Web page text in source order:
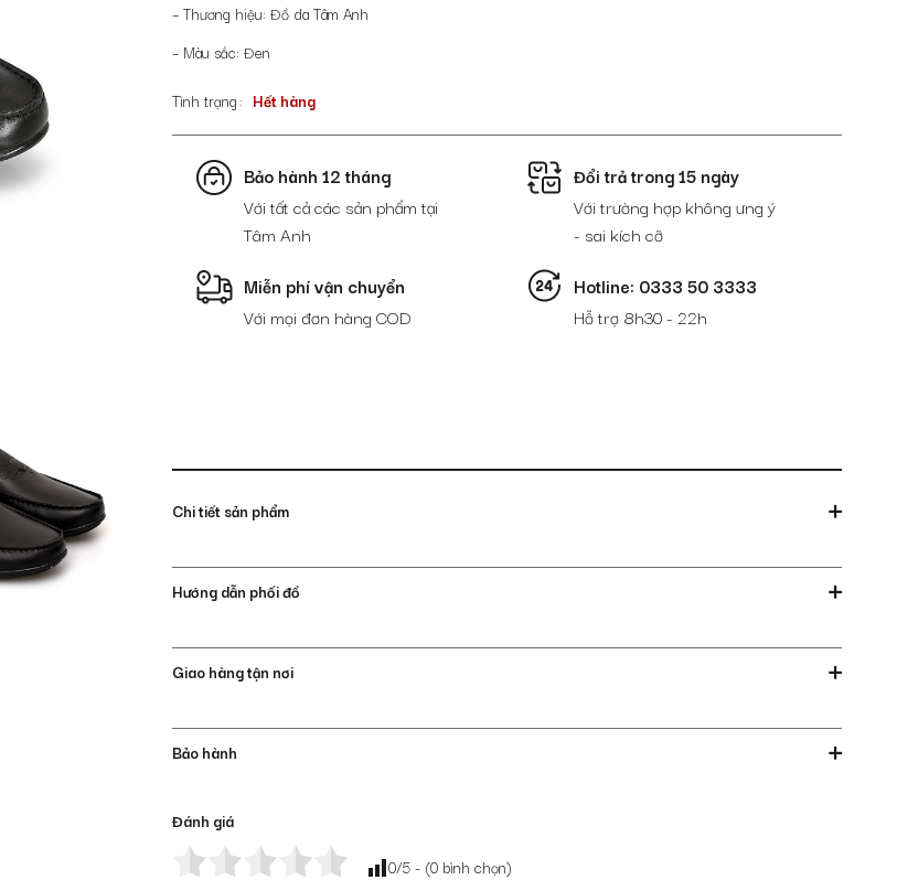
– Thương hiệu: Đồ da Tâm Anh
– Màu sắc: Đen
Tình trạng
Hết hàng
Bảo hành 12 tháng
Với tất cả các sản phẩm tại
Tâm Anh
Miễn phí vận chuyển
Với mọi đơn hàng COD
Đổi trả trong 15 ngày
Với trường hợp không ưng ý
- sai kích cỡ
Hotline: 0333 50 3333
Hỗ trợ 8h30 - 22h
Chi tiết sản phẩm
Hướng dẫn phối đồ
Giao hàng tận nơi
Bảo hành
Đánh giá
0/5 - (0 bình chọn)